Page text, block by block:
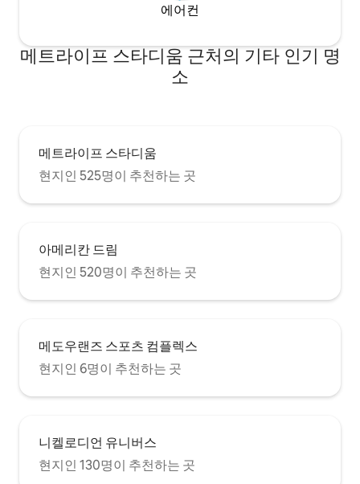
에어컨
메트라이프 스타디움 근처의 기타 인기 명
소
메트라이프 스타디움
현지인 525명이 추천하는 곳
아메리칸 드림
현지인 520명이 추천하는 곳
메도우랜즈 스포츠 컴플렉스
현지인 6명이 추천하는 곳
니켈로디언 유니버스
현지인 130명이 추천하는 곳